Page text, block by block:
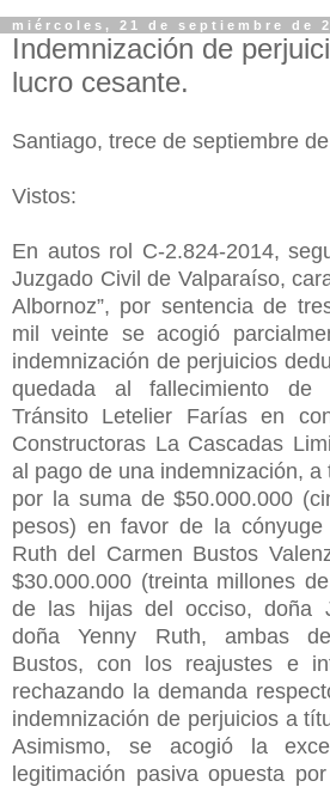
miércoles, 21 de septiembre de
Indemnización de
lucro cesante.
Santiago, trece de septiembre
Vistos:
En autos rol C-2.824-2014,
Juzgado Civil de Valparaíso,
Albornoz”, por sentencia de
mil veinte se acogió
indemnización de perjuicios
quedada al fallecimiento de
Tránsito Letelier Farías en
Constructoras La Cascadas
al pago de una indemnización,
por la suma de $50.000.000
pesos) en favor de la cónyuge
Ruth del Carmen Bustos
$30.000.000 (treinta millones
de las hijas del occiso, doña
doña Yenny Ruth, ambas
Bustos, con los reajustes e
rechazando la demanda
indemnización de perjuicios a
Asimismo, se acogió la
legitimación pasiva opuesta